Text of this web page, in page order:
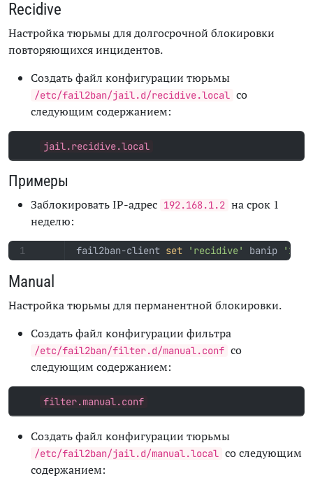
Recidive
Настройка тюрьмы для долгосрочной блокировки
повторяющихся инцидентов.
Создать файл конфигурации тюрьмы
/etc/fail2ban/jail.d/recidive.local со
следующим содержанием:
jail.recidive.local
Примеры
Заблокировать IP-адрес 192.168.1.2 на срок 1
неделю:
fail2ban-client set 'recidive' banip
Manual
Настройка тюрьмы для перманентной блокировки.
Создать файл конфигурации фильтра
/etc/fail2ban/filter.d/manual.conf со
следующим содержанием:
filter.manual.conf
Создать файл конфигурации тюрьмы
/etc/fail2ban/jail.d/manual.local со следующим
содержанием: